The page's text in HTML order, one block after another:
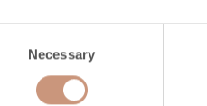
Necessary
30x100 mm